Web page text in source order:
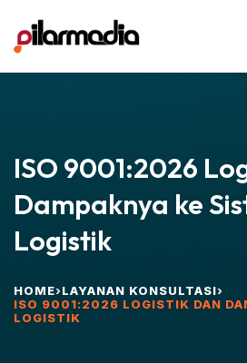
ISO 9001:2026
Dampaknya ke
Logistik
HOME›LAYANAN KONSULTASI›
ISO 9001:2026 LOGISTIK DAN
LOGISTIK